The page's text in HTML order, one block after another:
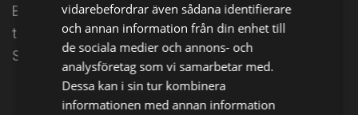
Bill och Marie väntar på att byggarna ska renovera
taket. Marie bjuder in 17 finska kvinnor på besök på
Sicilien - och nu är pengarna slut.
vidarebefordrar även sådana identifierare
och annan information från din enhet till
de sociala medier och annons- och
analysföretag som vi samarbetar med.
Dessa kan i sin tur kombinera
informationen med annan information